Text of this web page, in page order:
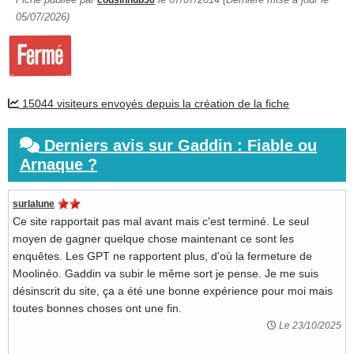
05/07/2026)
15044 visiteurs envoyés depuis la création de la fiche
Derniers avis sur Gaddin : Fiable ou
Arnaque ?
surlalune
Ce site rapportait pas mal avant mais c'est terminé. Le seul
moyen de gagner quelque chose maintenant ce sont les
enquêtes. Les GPT ne rapportent plus, d'où la fermeture de
Moolinéo. Gaddin va subir le même sort je pense. Je me suis
désinscrit du site, ça a été une bonne expérience pour moi mais
toutes bonnes choses ont une fin.
Le 23/10/2025